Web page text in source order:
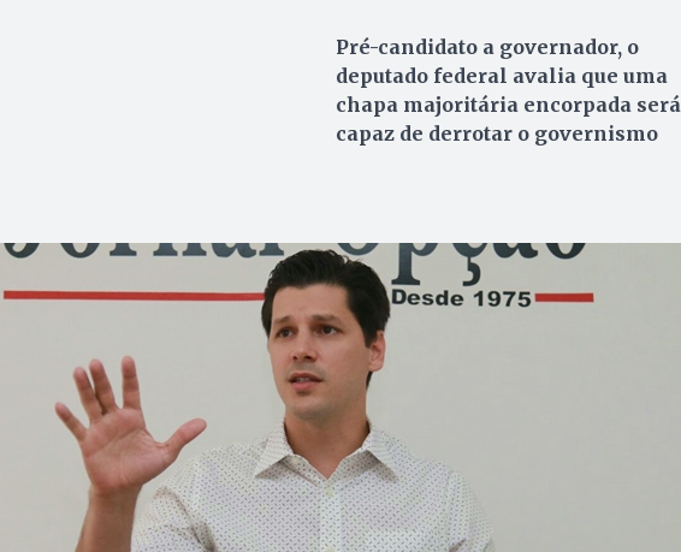
Pré-candidato a governador, o
deputado federal avalia que uma
chapa majoritária encorpada será
capaz de derrotar o governismo